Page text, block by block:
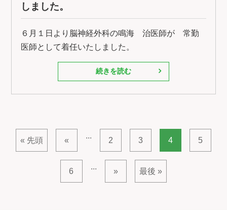
しました。
６月１日より脳神経外科の鳴海 治医師が 常勤
医師として着任いたしました。
続きを読む
« 先頭 «
...
2 3 4 5
6
...
» 最後 »